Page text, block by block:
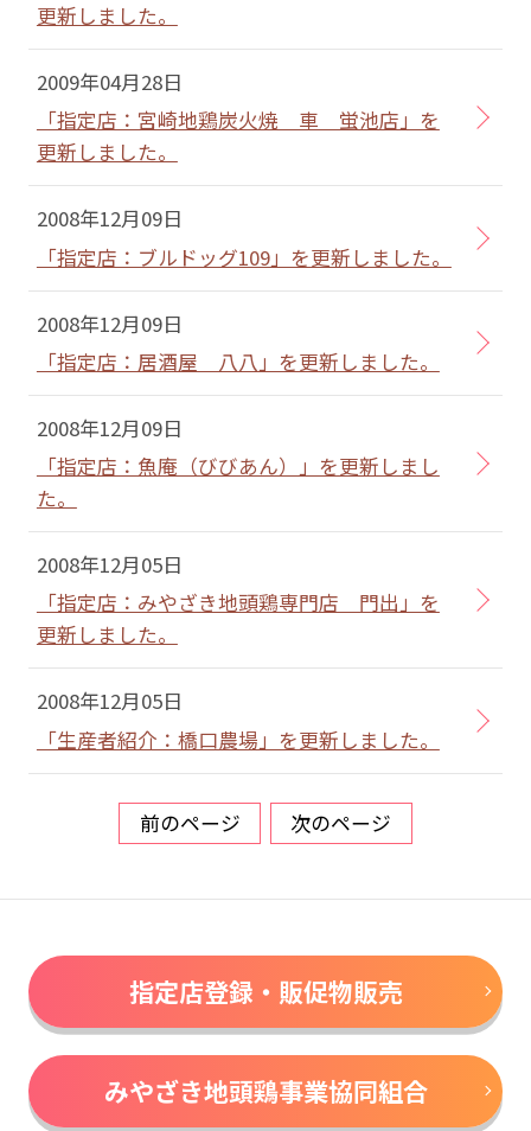
更新しました。
2009年04月28日
「指定店：宮崎地鶏炭火焼 車 蛍池店」を
更新しました。
2008年12月09日
「指定店：ブルドッグ109」を更新しました。
2008年12月09日
「指定店：居酒屋 八八」を更新しました。
2008年12月09日
「指定店：魚庵（びびあん）」を更新しまし
た。
2008年12月05日
「指定店：みやざき地頭鶏専門店 門出」を
更新しました。
2008年12月05日
「生産者紹介：橋口農場」を更新しました。
前のページ 次のページ
指定店登録・販促物販売
みやざき地頭鶏事業協同組合